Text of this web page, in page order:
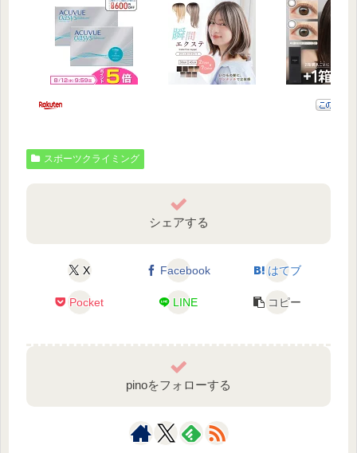
スポーツクライミング
シェアする
X Facebook はてブ
Pocket LINE コピー
pinoをフォローする